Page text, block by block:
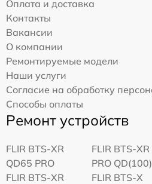
Оплата и доставка
Контакты
Вакансии
О компании
Ремонтируемые модели
Наши услуги
Согласие на обработку
Способы оплаты
Ремонт устройств
FLIR BTS-XR
QD65 PRO
FLIR BTS-XR
PRO QD(100)
FLIR BTS-XR
FLIR BTS-X